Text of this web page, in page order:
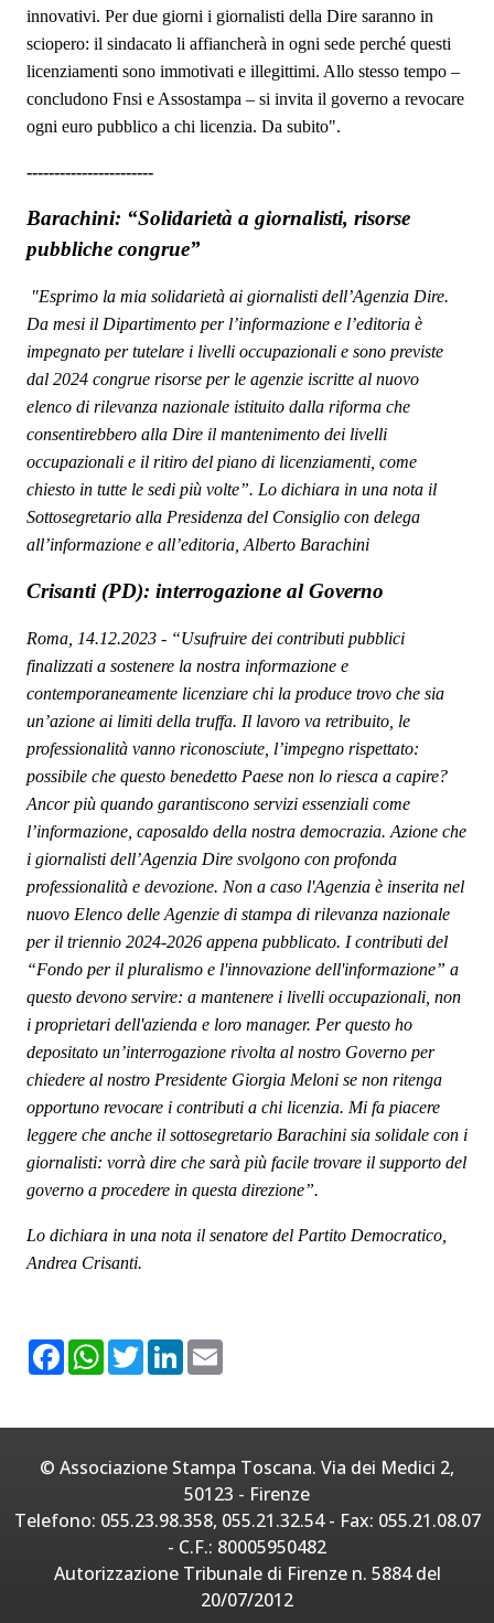
innovativi. Per due giorni i giornalisti della Dire saranno in
sciopero: il sindacato li affiancherà in ogni sede perché questi
licenziamenti sono immotivati e illegittimi. Allo stesso tempo –
concludono Fnsi e Assostampa – si invita il governo a revocare
ogni euro pubblico a chi licenzia. Da subito".
-----------------------
Barachini: “Solidarietà a giornalisti, risorse
pubbliche congrue”
"Esprimo la mia solidarietà ai giornalisti dell’Agenzia Dire.
Da mesi il Dipartimento per l’informazione e l’editoria è
impegnato per tutelare i livelli occupazionali e sono previste
dal 2024 congrue risorse per le agenzie iscritte al nuovo
elenco di rilevanza nazionale istituito dalla riforma che
consentirebbero alla Dire il mantenimento dei livelli
occupazionali e il ritiro del piano di licenziamenti, come
chiesto in tutte le sedi più volte”. Lo dichiara in una nota il
Sottosegretario alla Presidenza del Consiglio con delega
all’informazione e all’editoria, Alberto Barachini
Crisanti (PD): interrogazione al Governo
Roma, 14.12.2023 - “Usufruire dei contributi pubblici
finalizzati a sostenere la nostra informazione e
contemporaneamente licenziare chi la produce trovo che sia
un’azione ai limiti della truffa. Il lavoro va retribuito, le
professionalità vanno riconosciute, l’impegno rispettato:
possibile che questo benedetto Paese non lo riesca a capire?
Ancor più quando garantiscono servizi essenziali come
l’informazione, caposaldo della nostra democrazia. Azione che
i giornalisti dell’Agenzia Dire svolgono con profonda
professionalità e devozione. Non a caso l'Agenzia è inserita nel
nuovo Elenco delle Agenzie di stampa di rilevanza nazionale
per il triennio 2024-2026 appena pubblicato. I contributi del
“Fondo per il pluralismo e l'innovazione dell'informazione” a
questo devono servire: a mantenere i livelli occupazionali, non
i proprietari dell'azienda e loro manager. Per questo ho
depositato un’interrogazione rivolta al nostro Governo per
chiedere al nostro Presidente Giorgia Meloni se non ritenga
opportuno revocare i contributi a chi licenzia. Mi fa piacere
leggere che anche il sottosegretario Barachini sia solidale con i
giornalisti: vorrà dire che sarà più facile trovare il supporto del
governo a procedere in questa direzione”.
Lo dichiara in una nota il senatore del Partito Democratico,
Andrea Crisanti.
F
a
k
W
h
p
T
w
L
n
© Associazione Stampa Toscana. Via dei Medici 2,
50123 - Firenze
Telefono: 055.23.98.358, 055.21.32.54 - Fax: 055.21.08.07
- C.F.: 80005950482
Autorizzazione Tribunale di Firenze n. 5884 del
20/07/2012